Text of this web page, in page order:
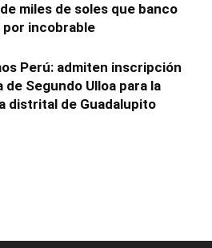
miles de soles que banco
por incobrable
Perú: admiten inscripción
de Segundo Ulloa para la
distrital de Guadalupito